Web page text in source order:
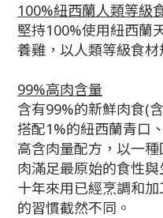
100%紐西蘭人類等級
堅持100%使用紐西蘭
養雞，以人類等級食材
99%高肉含量
含有99%的新鮮肉食(
搭配1%的紐西蘭青口
高含肉量配方，以一
肉滿足最原始的食性
十年來用已經烹調和
的習慣截然不同。